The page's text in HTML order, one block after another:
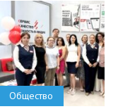
Общество